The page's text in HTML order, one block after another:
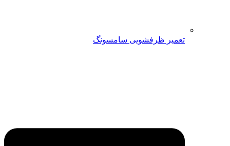
تعمیر ظرفشویی سامسونگ